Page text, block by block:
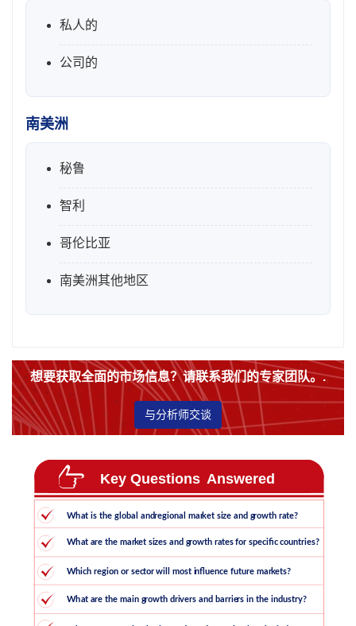
私人的
公司的
南美洲
秘鲁
智利
哥伦比亚
南美洲其他地区
想要获取全面的市场信息？请联系我们的专家团队。.
与分析师交谈